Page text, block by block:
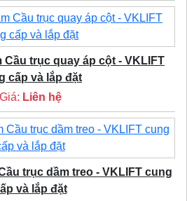
Cầu trục quay áp cột - VKLIFT
cấp và lắp đặt
Giá: Liên hệ
trục dầm treo - VKLIFT cung
và lắp đặt